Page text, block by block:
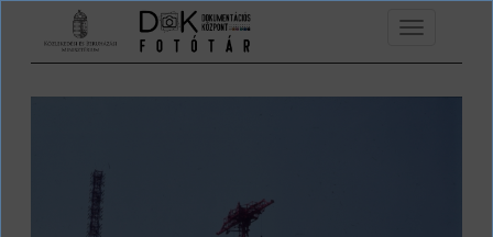
Ugrás a tartalomra
Toggle
navigation